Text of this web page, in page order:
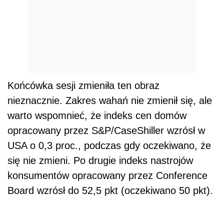
Końcówka sesji zmieniła ten obraz
nieznacznie. Zakres wahań nie zmienił się, ale
warto wspomnieć, że indeks cen domów
opracowany przez S&P/CaseShiller wzrósł w
USA o 0,3 proc., podczas gdy oczekiwano, że
się nie zmieni. Po drugie indeks nastrojów
konsumentów opracowany przez Conference
Board wzrósł do 52,5 pkt (oczekiwano 50 pkt).